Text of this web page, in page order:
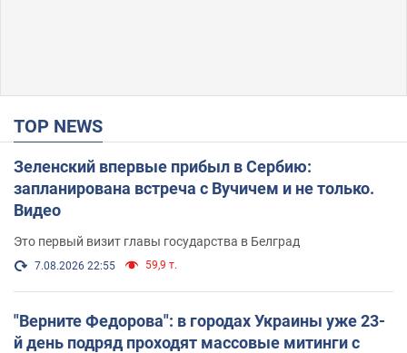
TOP NEWS
Зеленский впервые прибыл в Сербию:
запланирована встреча с Вучичем и не только.
Видео
Это первый визит главы государства в Белград
7.08.2026 22:55 59,9 т.
"Верните Федорова": в городах Украины уже 23-
й день подряд проходят массовые митинги с